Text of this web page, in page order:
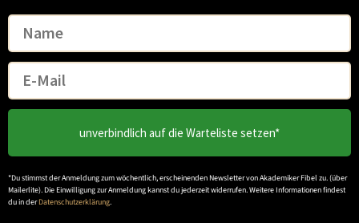
unverbindlich auf die Warteliste setzen*
*Du stimmst der Anmeldung zum wöchentlich, erscheinenden Newsletter von Akademiker Fibel zu. (über
Mailerlite). Die Einwilligung zur Anmeldung kannst du jederzeit widerrufen. Weitere Informationen findest
du in derDatenschutzerklärung.